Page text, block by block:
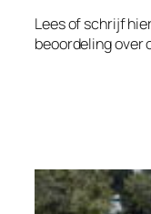
Lees of schrijf
beoordeling over